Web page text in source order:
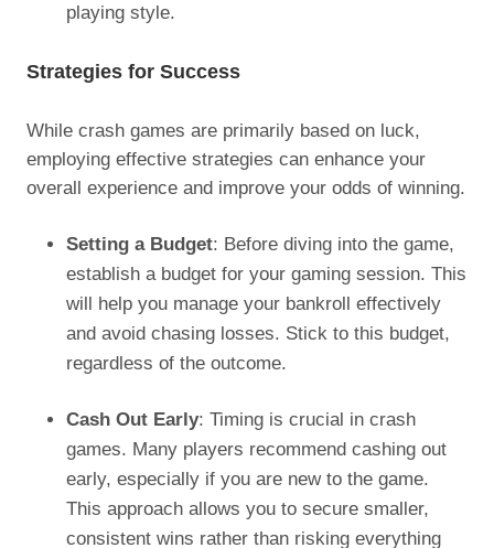
playing style.
Strategies for Success
While crash games are primarily based on luck,
employing effective strategies can enhance your
overall experience and improve your odds of winning.
Setting a Budget: Before diving into the game,
establish a budget for your gaming session. This
will help you manage your bankroll effectively
and avoid chasing losses. Stick to this budget,
regardless of the outcome.
Cash Out Early: Timing is crucial in crash
games. Many players recommend cashing out
early, especially if you are new to the game.
This approach allows you to secure smaller,
consistent wins rather than risking everything